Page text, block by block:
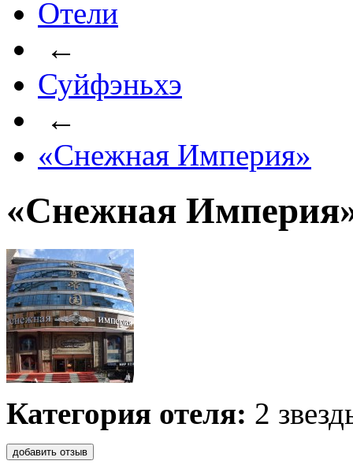
Отели
←
Суйфэньхэ
←
«Снежная Империя»
«Снежная
Категория отеля: 2
добавить отзыв